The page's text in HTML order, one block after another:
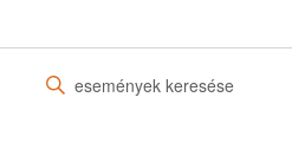
Írja